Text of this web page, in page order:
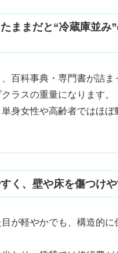
ままだと“冷蔵庫並み
百科事典・専門書が詰ま
ラスの重量になります。
身女性や高齢者ではほぼ
く、壁や床を傷つけ
が軽やかでも、構造的に